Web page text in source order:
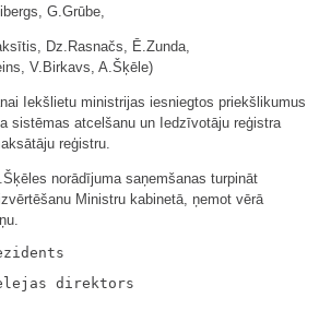
G.Grūbe,
Dz.Rasnačs, Ē.Zunda,
V.Birkavs, A.Šķēle)
Iekšlietu ministrijas iesniegtos priekšlikumus
sistēmas atcelšanu un Iedzīvotāju reģistra
reģistru.
norādījuma saņemšanas turpināt
Ministru kabinetā, ņemot vērā